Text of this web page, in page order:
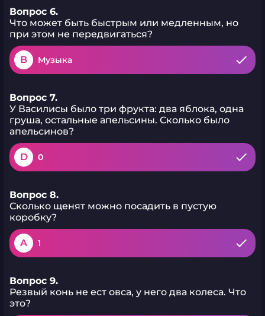
Вопрос 6.
Что может быть быстрым или медленным, но
при этом не передвигаться?
B Музыка
Вопрос 7.
У Василисы было три фрукта: два яблока, одна
груша, остальные апельсины. Сколько было
апельсинов?
D 0
Вопрос 8.
Сколько щенят можно посадить в пустую
коробку?
A 1
Вопрос 9.
Резвый конь не ест овса, у него два колеса. Что
это?